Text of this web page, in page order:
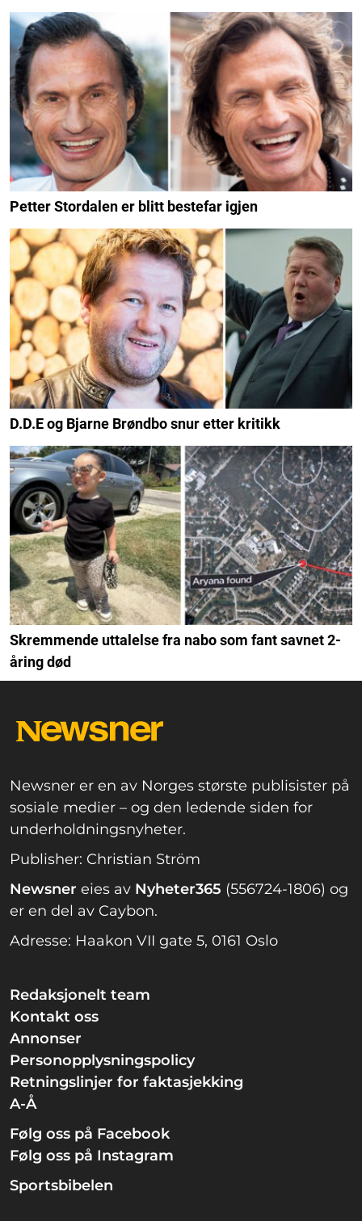
Petter Stordalen er blitt bestefar igjen
D.D.E og Bjarne Brøndbo snur etter kritikk
Skremmende uttalelse fra nabo som fant savnet 2-
åring død
Newsner er en av Norges største publisister på
sosiale medier – og den ledende siden for
underholdningsnyheter.
Publisher: Christian Ström
Newsner eies av Nyheter365 (556724-1806) og
er en del av Caybon.
Adresse: Haakon VII gate 5, 0161 Oslo
Redaksjonelt team
Kontakt oss
Annonser
Personopplysningspolicy
Retningslinjer for faktasjekking
A-Å
Følg oss på Facebook
Følg oss på Instagram
Sportsbibelen